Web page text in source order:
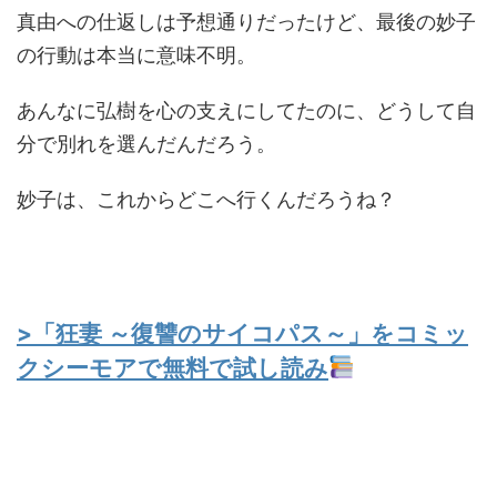
真由への仕返しは予想通りだったけど、最後の妙子
の行動は本当に意味不明。
あんなに弘樹を心の支えにしてたのに、どうして自
分で別れを選んだんだろう。
妙子は、これからどこへ行くんだろうね？
>「狂妻 ～復讐のサイコパス～」をコミッ
クシーモアで無料で試し読み